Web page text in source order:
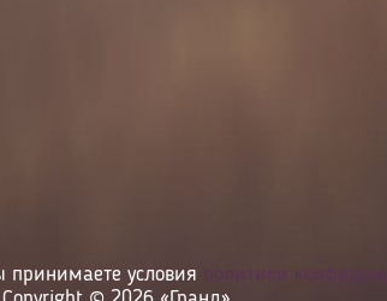
принимаете условия политики